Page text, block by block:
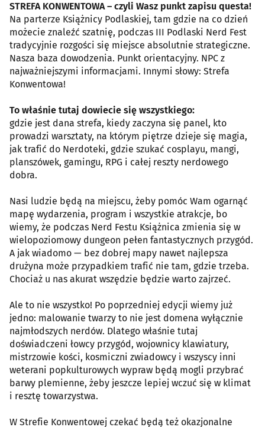
STREFA KONWENTOWA – czyli Wasz punkt zapisu questa!
Na parterze Książnicy Podlaskiej, tam gdzie na co dzień
możecie znaleźć szatnię, podczas III Podlaski Nerd Fest
tradycyjnie rozgości się miejsce absolutnie strategiczne.
Nasza baza dowodzenia. Punkt orientacyjny. NPC z
najważniejszymi informacjami. Innymi słowy: Strefa
Konwentowa!
To właśnie tutaj dowiecie się wszystkiego:
gdzie jest dana strefa, kiedy zaczyna się panel, kto
prowadzi warsztaty, na którym piętrze dzieje się magia,
jak trafić do Nerdoteki, gdzie szukać cosplayu, mangi,
planszówek, gamingu, RPG i całej reszty nerdowego
dobra.
Nasi ludzie będą na miejscu, żeby pomóc Wam ogarnąć
mapę wydarzenia, program i wszystkie atrakcje, bo
wiemy, że podczas Nerd Festu Książnica zmienia się w
wielopoziomowy dungeon pełen fantastycznych przygód.
A jak wiadomo — bez dobrej mapy nawet najlepsza
drużyna może przypadkiem trafić nie tam, gdzie trzeba.
Chociaż u nas akurat wszędzie będzie warto zajrzeć.
Ale to nie wszystko! Po poprzedniej edycji wiemy już
jedno: malowanie twarzy to nie jest domena wyłącznie
najmłodszych nerdów. Dlatego właśnie tutaj
doświadczeni łowcy przygód, wojownicy klawiatury,
mistrzowie kości, kosmiczni zwiadowcy i wszyscy inni
weterani popkulturowych wypraw będą mogli przybrać
barwy plemienne, żeby jeszcze lepiej wczuć się w klimat
i resztę towarzystwa.
W Strefie Konwentowej czekać będą też okazjonalne